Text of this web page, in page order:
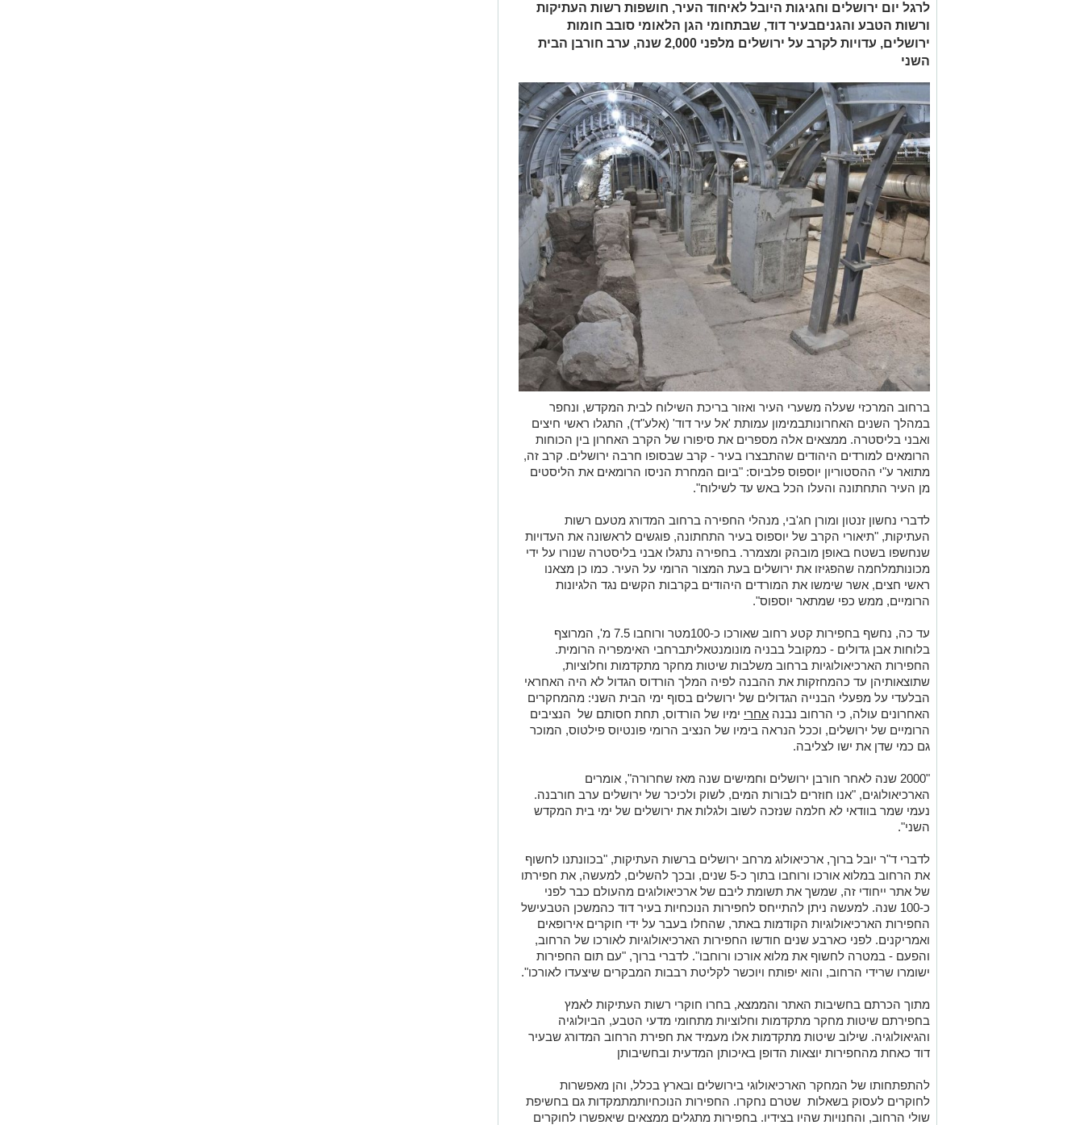
לרגל יום ירושלים וחגיגות היובל לאיחוד העיר, חושפות רשות העתיקות
ורשות הטבע והגניםבעיר דוד, שבתחומי הגן הלאומי סובב חומות
ירושלים, עדויות לקרב על ירושלים מלפני 2,000 שנה, ערב חורבן הבית
השני
ברחוב המרכזי שעלה משערי העיר ואזור בריכת השילוח לבית המקדש, ונחפר
במהלך השנים האחרונותבמימון עמותת 'אל עיר דוד' (אלע"ד), התגלו ראשי חיצים
ואבני בליסטרה. ממצאים אלה מספרים את סיפורו של הקרב האחרון בין הכוחות
הרומאים למורדים היהודים שהתבצרו בעיר - קרב שבסופו חרבה ירושלים. קרב זה,
מתואר ע"י ההסטוריון יוספוס פלביוס: "ביום המחרת הניסו הרומאים את הליסטים
מן העיר התחתונה והעלו הכל באש עד לשילוח".
לדברי נחשון זנטון ומורן חג'בי, מנהלי החפירה ברחוב המדורג מטעם רשות
העתיקות, "תיאורי הקרב של יוספוס בעיר התחתונה, פוגשים לראשונה את העדויות
שנחשפו בשטח באופן מובהק ומצמרר. בחפירה נתגלו אבני בליסטרה שנורו על ידי
מכונותמלחמה שהפגיזו את ירושלים בעת המצור הרומי על העיר. כמו כן מצאנו
ראשי חצים, אשר שימשו את המורדים היהודים בקרבות הקשים נגד הלגיונות
הרומיים, ממש כפי שמתאר יוספוס".
עד כה, נחשף בחפירות קטע רחוב שאורכו כ-100מטר ורוחבו 7.5 מ', המרוצף
בלוחות אבן גדולים - כמקובל בבניה מונומנטאליתברחבי האימפריה הרומית.
החפירות הארכיאולוגיות ברחוב משלבות שיטות מחקר מתקדמות וחלוציות,
שתוצאותיהן עד כהמחזקות את ההבנה לפיה המלך הורדוס הגדול לא היה האחראי
הבלעדי על מפעלי הבנייה הגדולים של ירושלים בסוף ימי הבית השני: מהמחקרים
האחרונים עולה, כי הרחוב נבנה אחרי ימיו של הורדוס, תחת חסותם של הנציבים
הרומיים של ירושלים, וככל הנראה בימיו של הנציב הרומי פונטיוס פילטוס, המוכר
גם כמי שדן את ישו לצליבה.
"2000 שנה לאחר חורבן ירושלים וחמישים שנה מאז שחרורה", אומרים
הארכיאולוגים, "אנו חוזרים לבורות המים, לשוק ולכיכר של ירושלים ערב חורבנה.
נעמי שמר בוודאי לא חלמה שנזכה לשוב ולגלות את ירושלים של ימי בית המקדש
השני".
לדברי ד"ר יובל ברוך, ארכיאולוג מרחב ירושלים ברשות העתיקות, "בכוונתנו לחשוף
את הרחוב במלוא אורכו ורוחבו בתוך כ-5 שנים, ובכך להשלים, למעשה, את חפירתו
של אתר ייחודי זה, שמשך את תשומת ליבם של ארכיאולוגים מהעולם כבר לפני
כ-100 שנה. למעשה ניתן להתייחס לחפירות הנוכחיות בעיר דוד כהמשכן הטבעישל
החפירות הארכיאולוגיות הקודמות באתר, שהחלו בעבר על ידי חוקרים אירופאים
ואמריקנים. לפני כארבע שנים חודשו החפירות הארכיאולוגיות לאורכו של הרחוב,
והפעם - במטרה לחשוף את מלוא אורכו ורוחבו". לדברי ברוך, "עם תום החפירות
ישומרו שרידי הרחוב, והוא יפותח ויוכשר לקליטת רבבות המבקרים שיצעדו לאורכו".
מתוך הכרתם בחשיבות האתר והממצא, בחרו חוקרי רשות העתיקות לאמץ
בחפירתם שיטות מחקר מתקדמות וחלוציות מתחומי מדעי הטבע, הביולוגיה
והגיאולוגיה. שילוב שיטות מתקדמות אלו מעמיד את חפירת הרחוב המדורג שבעיר
דוד כאחת מהחפירות יוצאות הדופן באיכותן המדעית ובחשיבותן
להתפתחותו של המחקר הארכיאולוגי בירושלים ובארץ בכלל, והן מאפשרות
לחוקרים לעסוק בשאלות שטרם נחקרו. החפירות הנוכחיותמתמקדות גם בחשיפת
שולי הרחוב, והחנויות שהיו בצידיו. בחפירות מתגלים ממצאים שיאפשרו לחוקרים